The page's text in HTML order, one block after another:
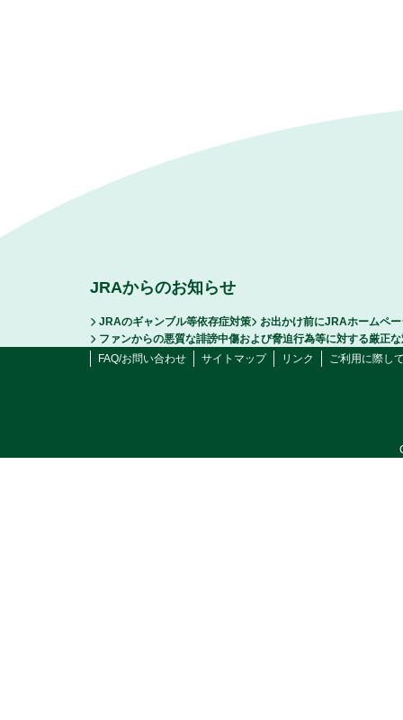
JRAからのお知らせ
JRAのギャンブル等依存症対策
お出かけ前にJRAホームペ
ファンからの悪質な誹謗中傷および脅迫行為等に対する厳正
FAQ/お問い合わせ
サイトマップ リンク ご利用に際し